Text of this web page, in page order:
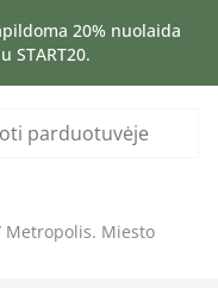
20% nuolaida
START20.
Metropolis. Miesto